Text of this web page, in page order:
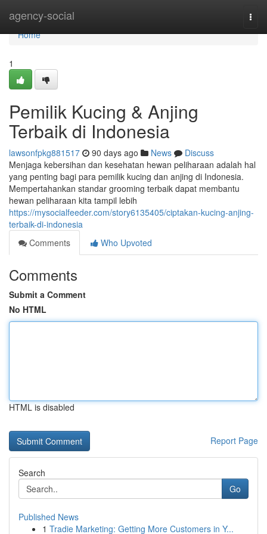
agency-social
Home
Home
1
Pemilik Kucing & Anjing
Terbaik di Indonesia
lawsonfpkg881517 90 days ago News
Discuss
Menjaga kebersihan dan kesehatan hewan peliharaan adalah hal
yang penting bagi para pemilik kucing dan anjing di Indonesia.
Mempertahankan standar grooming terbaik dapat membantu
hewan peliharaan kita tampil lebih
https://mysocialfeeder.com/story6135405/ciptakan-kucing-anjing-
terbaik-di-indonesia
Comments
Who Upvoted
Comments
Submit a Comment
No HTML
HTML is disabled
Report Page
Search
Go
Published News
1 Tradie Marketing: Getting More Customers in Y...